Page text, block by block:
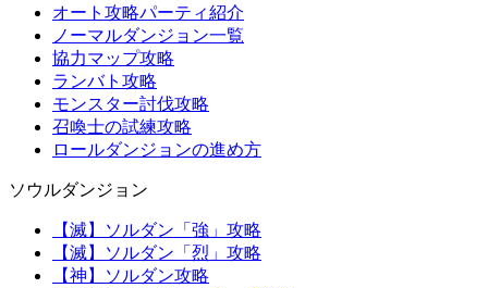
オート攻略パーティ紹介
ノーマルダンジョン一覧
協力マップ攻略
ランバト攻略
モンスター討伐攻略
召喚士の試練攻略
ロールダンジョンの進め方
ソウルダンジョン
【滅】ソルダン「強」攻略
【滅】ソルダン「烈」攻略
【神】ソルダン攻略